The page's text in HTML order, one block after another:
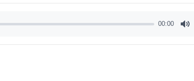
00:00